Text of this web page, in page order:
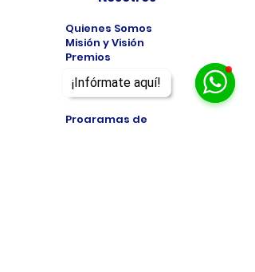
¡Infórmate aquí!
Quienes Somos
Misión y Visión
Premios
Programas
Programas de